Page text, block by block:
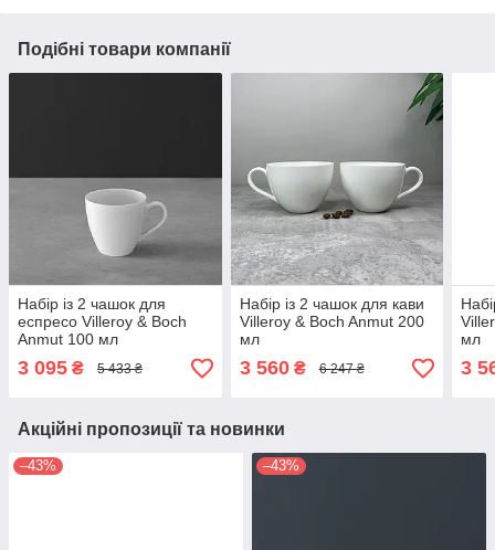
Подібні товари компанії
Набір із 2 чашок для
еспресо Villeroy & Boch
Anmut 100 мл
3 095 ₴ 5 433 ₴
Набір із 2 чашок для кави
Villeroy & Boch Anmut 200
мл
3 560₴ 6 247 ₴
мл
3
Акційні пропозиції та новинки
–43% –43%